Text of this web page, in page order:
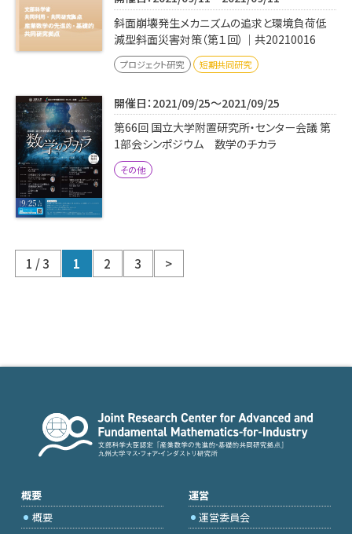
斜面崩壊発生メカニズムの追求と環境負荷低
減型斜面災害対策（第１回）｜共20210016
プロジェクト研究 短期共同研究
開催日：2021/09/25～2021/09/25
第66回 国立大学附置研究所・センター会議 第
1部会シンポジウム 数学のチカラ
その他
1 / 3 1 2 3 >
概要
概要
運営
運営委員会